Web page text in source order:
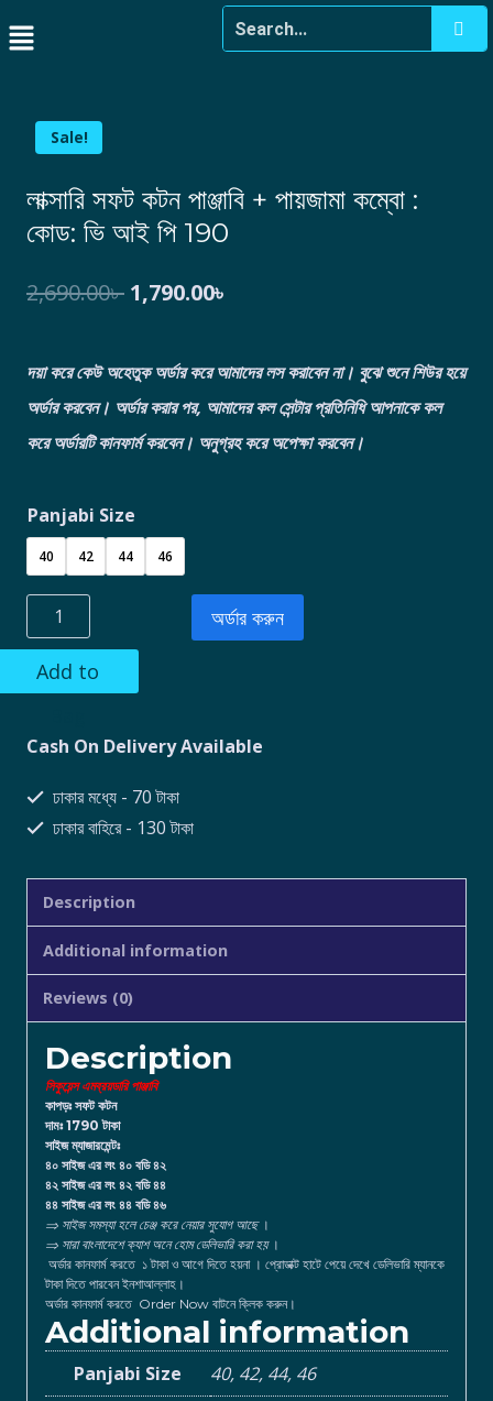
Sale!
লাক্সারি সফট কটন পাঞ্জাবি + পায়জামা কম্বো :
কোড: ভি আই পি 190
2,690.00৳ 1,790.00৳
দয়া করে কেউ অহেতুক অর্ডার করে আমাদের লস করাবেন না। বুঝে শুনে শিউর হয়ে
অর্ডার করবেন। অর্ডার করার পর, আমাদের কল সেন্টার প্রতিনিধি আপনাকে কল
করে অর্ডারটি কানফার্ম করবেন। অনুগ্রহ করে অপেক্ষা করবেন।
Panjabi Size
40 42 44 46
অর্ডার করুন
Add to
Cash On Delivery Available
ঢাকার মধ্যে - 70 টাকা
ঢাকার বাহিরে - 130 টাকা
Description
Additional information
Reviews (0)
Description
সিকুয়েন্স এমব্রয়ডারি পাঞ্জাবি
কাপড়ঃ সফট কটন
দামঃ 1790 টাকা
সাইজ ম্যাজারমেন্টঃ
৪০ সাইজ এর লং ৪০ বডি ৪২
৪২ সাইজ এর লং ৪২ বডি ৪৪
৪৪ সাইজ এর লং ৪৪ বডি ৪৬
⇒ সাইজ সমস্যা হলে চেঞ্জ করে নেয়ার সুযোগ আছে ।
⇒ সারা বাংলাদেশে ক্যাশ অনে হোম ডেলিভারি করা হয় ।
অর্ডার কানফার্ম করতে ১ টাকা ও আগে দিতে হয়না । প্রোডাক্ট হাটে পেয়ে দেখে ডেলিভারি ম্যানকে
টাকা দিতে পারবেন ইনশাআল্লাহ।
অর্ডার কানফার্ম করতে Order Now বাটনে ক্লিক করুন।
Additional information
Panjabi Size 40, 42, 44, 46